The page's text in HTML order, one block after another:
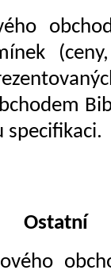
specifikaci.
Ostatní